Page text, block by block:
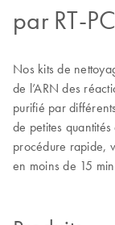
par RT-
Nos kits de
de l’ARN des
purifié par
de petites
procédure rapide,
en moins de 15